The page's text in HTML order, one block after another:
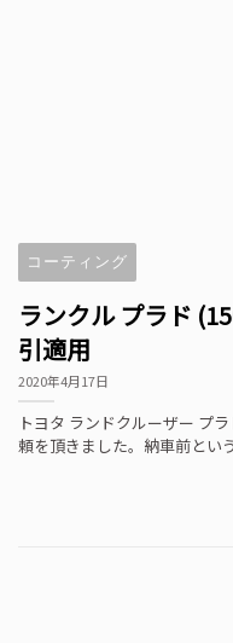
コーティング
ランクル プラド
引適用
2020年4月17日
トヨタ ランドクルーザー プ
頼を頂きました。納車前とい